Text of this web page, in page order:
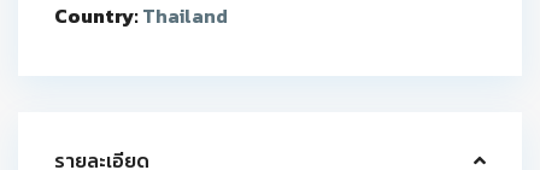
Country:Thailand
รายละเอียด